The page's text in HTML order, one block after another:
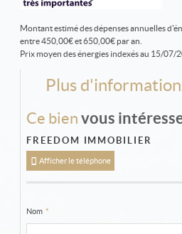
Montant estimé des dépenses annuelles
entre 450,00€ et 650,00€ par an.
Prix moyen des énergies indexés au 15/
Plus
Ce bien vous
FREEDOM IMMOBILIER
Afficher le téléphone
Nom *